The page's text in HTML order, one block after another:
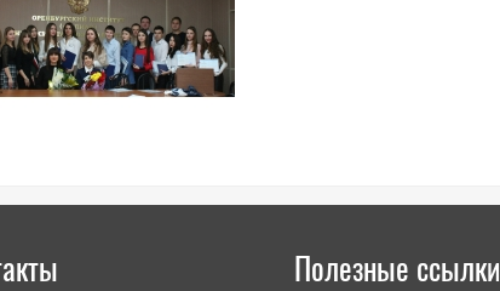
Полезные ссылки